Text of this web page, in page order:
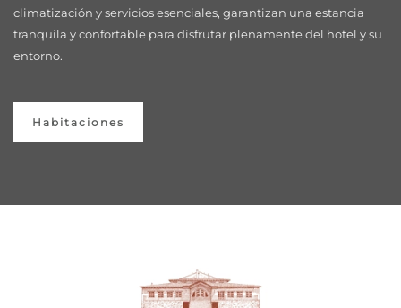
climatización y servicios esenciales, garantizan una estancia
tranquila y confortable para disfrutar plenamente del hotel y su
entorno.
Habitaciones